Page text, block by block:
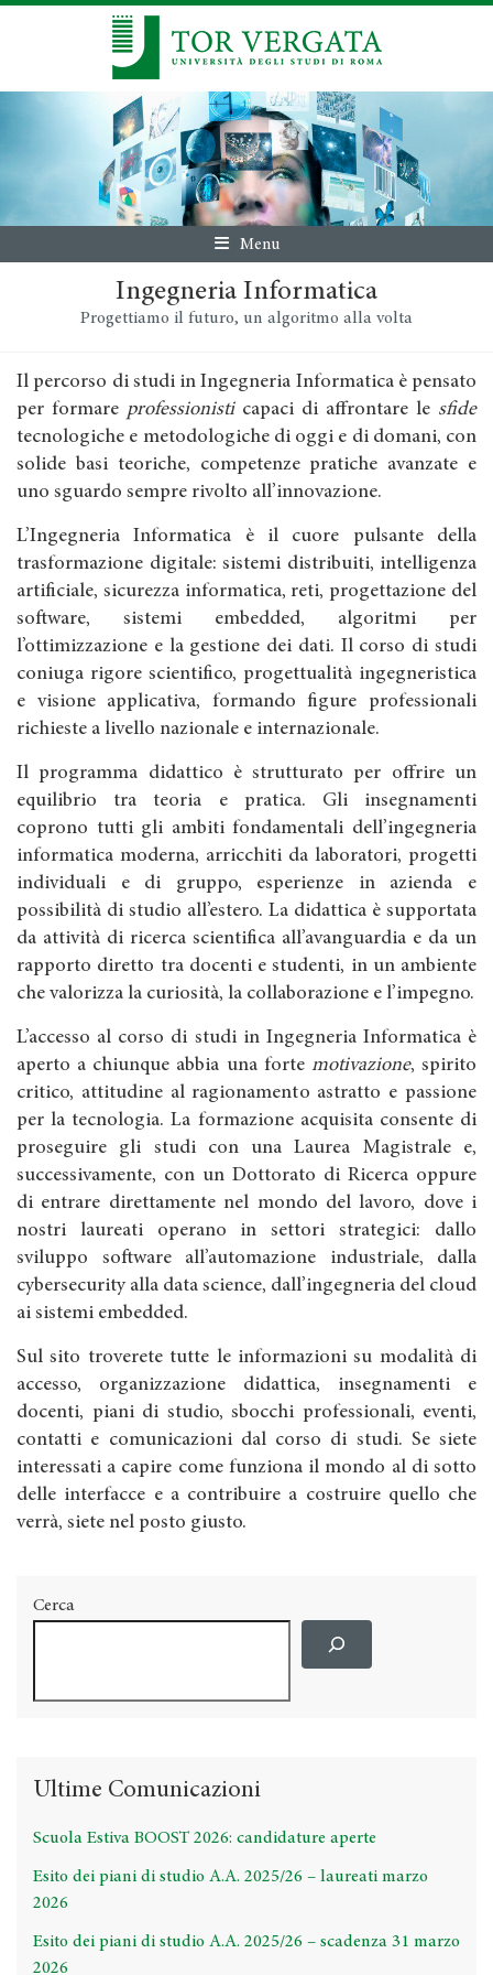
Menu
Ingegneria Informatica
Progettiamo il futuro, un algoritmo alla volta
Il percorso di studi in Ingegneria Informatica è pensato
per formare professionisticapaci di affrontare le sfide
tecnologiche e metodologiche di oggi e di domani, con
solide basi teoriche, competenze pratiche avanzate e
uno sguardo sempre rivolto all’innovazione.
L’Ingegneria Informatica è il cuore pulsante della
trasformazione digitale: sistemi distribuiti, intelligenza
artificiale, sicurezza informatica, reti, progettazione del
software, sistemi embedded, algoritmi per
l’ottimizzazione e la gestione dei dati. Il corso di studi
coniuga rigore scientifico, progettualità ingegneristica
e visione applicativa, formando figure professionali
richieste a livello nazionale e internazionale.
Il programma didattico è strutturato per offrire un
equilibrio tra teoria e pratica. Gli insegnamenti
coprono tutti gli ambiti fondamentali dell’ingegneria
informatica moderna, arricchiti da laboratori, progetti
individuali e di gruppo, esperienze in azienda e
possibilità di studio all’estero. La didattica è supportata
da attività di ricerca scientifica all’avanguardia e da un
rapporto diretto tra docenti e studenti, in un ambiente
che valorizza la curiosità, la collaborazione e l’impegno.
L’accesso al corso di studi in Ingegneria Informatica è
aperto a chiunque abbia una forte motivazione, spirito
critico, attitudine al ragionamento astratto e passione
per la tecnologia. La formazione acquisita consente di
proseguire gli studi con una Laurea Magistrale e,
successivamente, con un Dottorato di Ricerca oppure
di entrare direttamente nel mondo del lavoro, dove i
nostri laureati operano in settori strategici: dallo
sviluppo software all’automazione industriale, dalla
cybersecurity alla data science, dall’ingegneria del cloud
ai sistemi embedded.
Sul sito troverete tutte le informazioni su modalità di
accesso, organizzazione didattica, insegnamenti e
docenti, piani di studio, sbocchi professionali, eventi,
contatti e comunicazioni dal corso di studi. Se siete
interessati a capire come funziona il mondo al di sotto
delle interfacce e a contribuire a costruire quello che
verrà, siete nel posto giusto.
Cerca
Ultime Comunicazioni
Scuola Estiva BOOST 2026: candidature aperte
Esito dei piani di studio A.A. 2025/26 – laureati marzo
2026
Esito dei piani di studio A.A. 2025/26 – scadenza 31 marzo
2026